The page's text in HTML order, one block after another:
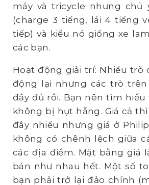
máy và tricycle nhưng chủ
(charge 3 tiếng, lái 4 tiếng
tiếp) và kiểu nó giống xe
các bạn.
Hoạt động giải trí: Nhiều trò
động lại nhưng các trò
đầy đủ rồi. Bạn nên tìm
không bị hụt hẫng. Giá cả
đây nhiều nhưng giá ở
không có chênh lệch giữa
các địa điểm. Mặt bằng giá
bán như nhau hết. Một số
bạn phải trở lại đảo chính